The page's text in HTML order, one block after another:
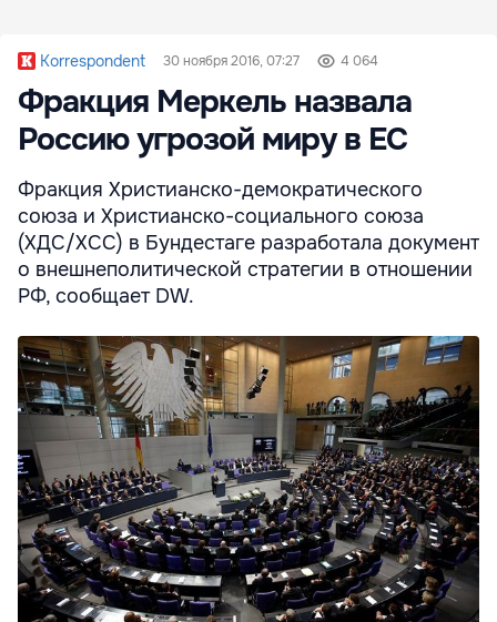
Korrespondent 30 ноября 2016, 07:27 4 064
Фракция Меркель назвала
Россию угрозой миру в ЕС
Фракция Христианско-демократического
союза и Христианско-социального союза
(ХДС/ХСС) в Бундестаге разработала документ
о внешнеполитической стратегии в отношении
РФ, сообщает DW.